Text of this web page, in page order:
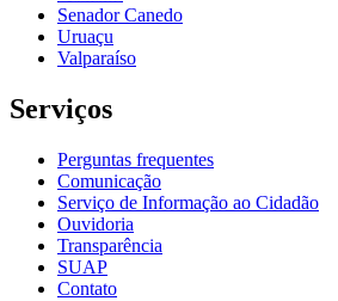
Senador Canedo
Uruaçu
Valparaíso
Serviços
Perguntas frequentes
Comunicação
Serviço de Informação ao Cidadão
Ouvidoria
Transparência
SUAP
Contato